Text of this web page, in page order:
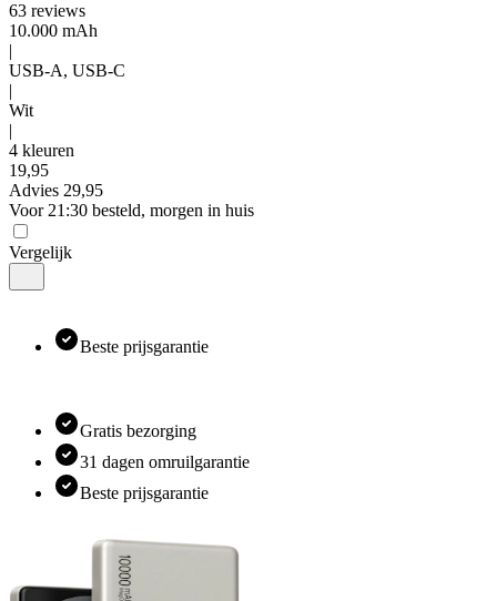
63 reviews
10.000 mAh
|
USB-A, USB-C
|
Wit
|
4 kleuren
19,95
Advies 29,95
Voor 21:30 besteld, morgen in huis
Vergelijk
Beste prijsgarantie
Gratis bezorging
31 dagen omruilgarantie
Beste prijsgarantie